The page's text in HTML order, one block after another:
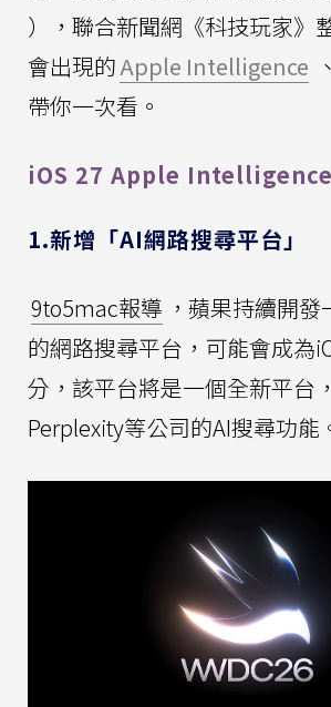
），聯合新聞網《科技玩家》
會出現的Apple Intelligence
帶你一次看。
iOS 27 Apple Intelligence
1.新增「AI網路搜尋平台」
9to5mac報導 ，蘋果持續開
的網路搜尋平台，可能會成為
分，該平台將是一個全新平台
Perplexity等公司的AI搜尋功能